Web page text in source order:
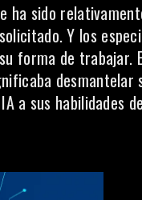
ha sido
. Y los
forma de trabajar.
a sus habilidades